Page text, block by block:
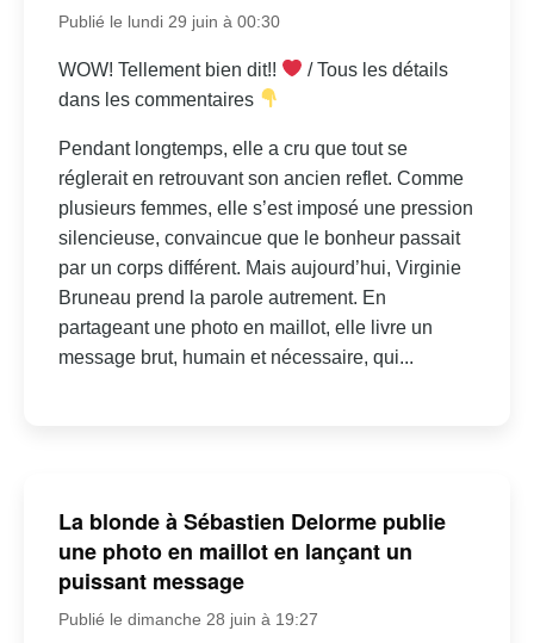
Publié le lundi 29 juin à 00:30
WOW! Tellement bien dit!!
/ Tous les détails
dans les commentaires
Pendant longtemps, elle a cru que tout se
réglerait en retrouvant son ancien reflet. Comme
plusieurs femmes, elle s’est imposé une pression
silencieuse, convaincue que le bonheur passait
par un corps différent. Mais aujourd’hui, Virginie
Bruneau prend la parole autrement. En
partageant une photo en maillot, elle livre un
message brut, humain et nécessaire, qui...
La blonde à Sébastien Delorme publie
une photo en maillot en lançant un
puissant message
Publié le dimanche 28 juin à 19:27